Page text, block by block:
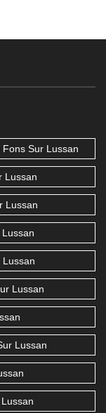
Sur Lussan
Lussan
Lussan
Lussan
Lussan